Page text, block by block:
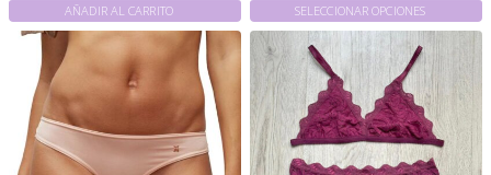
AÑADIR AL CARRITO SELECCIONAR OPCIONES